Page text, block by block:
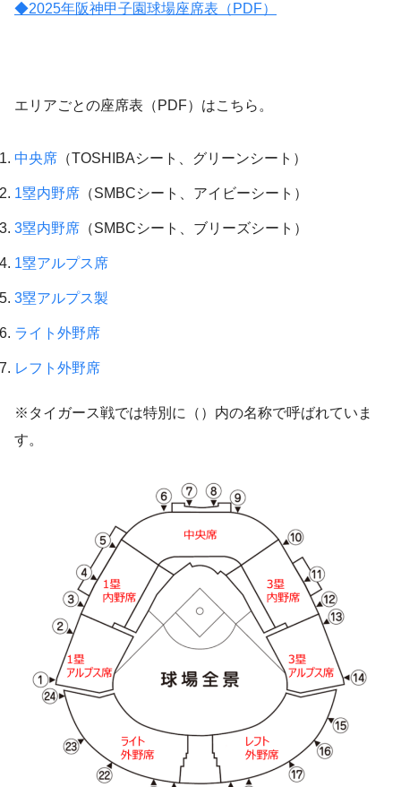
◆2025年阪神甲子園球場座席表（PDF）
エリアごとの座席表（PDF）はこちら。
中央席 （TOSHIBAシート、グリーンシート）
1塁内野席 （SMBCシート、アイビーシート）
3塁内野席 （SMBCシート、ブリーズシート）
1塁アルプス席
3塁アルプス製
ライト外野席
レフト外野席
※タイガース戦では特別に（）内の名称で呼ばれていま
す。